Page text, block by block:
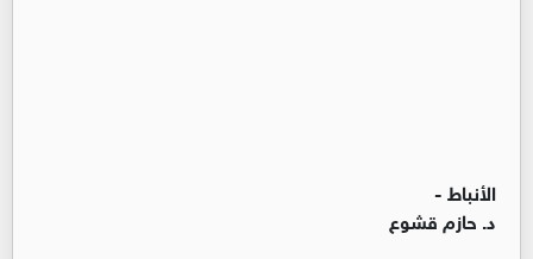
الأنباط -
د. حازم قشوع